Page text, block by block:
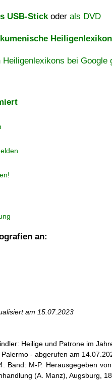
USB-Stickoder als DVD
Heiligenlexikon
bei Google
an:
am 15.07.2023
Heilige und Patrone im
- abgerufen am
Band: M-P. Herausgegeben
(A. Manz), Augsburg,